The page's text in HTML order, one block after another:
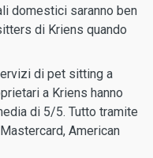
domestici saranno ben
di Kriens quando
di pet sitting a
a Kriens hanno
di 5/5. Tutto tramite
American